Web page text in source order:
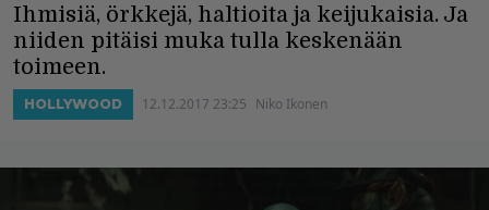
Ihmisiä, örkkejä, haltioita ja keijukaisia. Ja
niiden pitäisi muka tulla keskenään
toimeen.
HOLLYWOOD 12.12.2017 23:25 Niko Ikonen